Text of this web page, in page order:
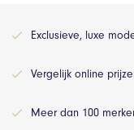
Exclusieve, luxe
Vergelijk online
Meer dan 100